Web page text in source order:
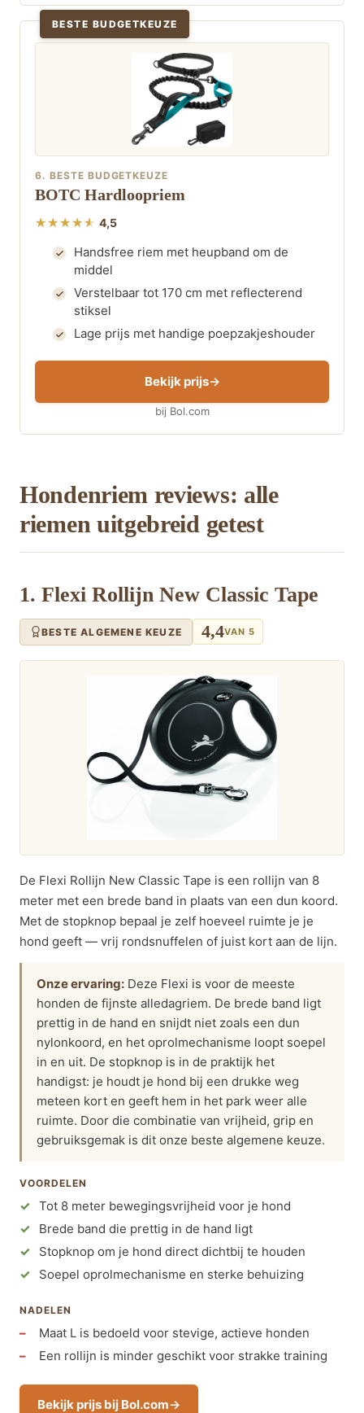
BESTE BUDGETKEUZE
6. BESTE BUDGETKEUZE
BOTC Hardloopriem
4,5
Handsfree riem met heupband om de
middel
Verstelbaar tot 170 cm met reflecterend
stiksel
Lage prijs met handige poepzakjeshouder
Bekijk prijs
bij Bol.com
Hondenriem reviews: alle
riemen uitgebreid getest
1. Flexi Rollijn New Classic Tape
BESTE ALGEMENE KEUZE 4,4VAN 5
De Flexi Rollijn New Classic Tape is een rollijn van 8
meter met een brede band in plaats van een dun koord.
Met de stopknop bepaal je zelf hoeveel ruimte je je
hond geeft — vrij rondsnuffelen of juist kort aan de lijn.
Onze ervaring: Deze Flexi is voor de meeste
honden de fijnste alledagriem. De brede band ligt
prettig in de hand en snijdt niet zoals een dun
nylonkoord, en het oprolmechanisme loopt soepel
in en uit. De stopknop is in de praktijk het
handigst: je houdt je hond bij een drukke weg
meteen kort en geeft hem in het park weer alle
ruimte. Door die combinatie van vrijheid, grip en
gebruiksgemak is dit onze beste algemene keuze.
VOORDELEN
Tot 8 meter bewegingsvrijheid voor je hond
Brede band die prettig in de hand ligt
Stopknop om je hond direct dichtbij te houden
Soepel oprolmechanisme en sterke behuizing
NADELEN
Maat L is bedoeld voor stevige, actieve honden
Een rollijn is minder geschikt voor strakke training
Bekijk prijs bij Bol.com